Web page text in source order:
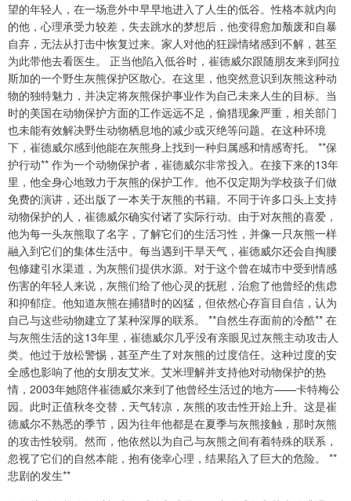
望的年轻人，在一场意外中早早地进入了人生的低谷。性格本就内向
的他，心理承受力较差，失去跳水的梦想后，他变得愈加颓废和自暴
自弃，无法从打击中恢复过来。家人对他的狂躁情绪感到不解，甚至
为此带他去看医生。 正当他陷入低谷时，崔德威尔跟随朋友来到阿拉
斯加的一个野生灰熊保护区散心。在这里，他突然意识到灰熊这种动
物的独特魅力，并决定将灰熊保护事业作为自己未来人生的目标。当
时的美国在动物保护方面的工作远远不足，偷猎现象严重，相关部门
也未能有效解决野生动物栖息地的减少或灭绝等问题。在这种环境
下，崔德威尔感到他能在灰熊身上找到一种归属感和情感寄托。 **保
护行动** 作为一个动物保护者，崔德威尔非常投入。在接下来的13年
里，他全身心地致力于灰熊的保护工作。他不仅定期为学校孩子们做
免费的演讲，还出版了一本关于灰熊的书籍。不同于许多口头上支持
动物保护的人，崔德威尔确实付诸了实际行动。由于对灰熊的喜爱，
他为每一头灰熊取了名字，了解它们的生活习性，并像一只灰熊一样
融入到它们的集体生活中。每当遇到干旱天气，崔德威尔还会自掏腰
包修建引水渠道，为灰熊们提供水源。对于这个曾在城市中受到情感
伤害的年轻人来说，灰熊们给了他心灵的抚慰，治愈了他曾经的焦虑
和抑郁症。他知道灰熊在捕猎时的凶猛，但依然心存盲目自信，认为
自己与这些动物建立了某种深厚的联系。 **自然生存面前的冷酷** 在
与灰熊生活的这13年里，崔德威尔几乎没有亲眼见过灰熊主动攻击人
类。他过于放松警惕，甚至产生了对灰熊的过度信任。这种过度的安
全感也影响了他的女朋友艾米。艾米理解并支持他对动物保护的热
情，2003年她陪伴崔德威尔来到了他曾经生活过的地方——卡特梅公
园。此时正值秋冬交替，天气转凉，灰熊的攻击性开始上升。这是崔
德威尔不熟悉的季节，因为往年他都是在夏季与灰熊接触，那时灰熊
的攻击性较弱。然而，他依然以为自己与灰熊之间有着特殊的联系，
忽视了它们的自然本能，抱有侥幸心理，结果陷入了巨大的危险。 **
悲剧的发生**